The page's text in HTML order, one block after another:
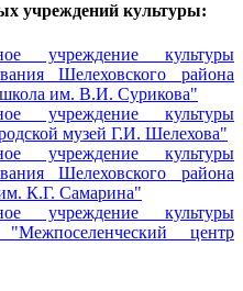
учреждений культуры:
учреждение культуры
Шелеховского района
школа им. В.И. Сурикова"
учреждение культуры
музей Г.И. Шелехова"
учреждение культуры
Шелеховского района
К.Г. Самарина"
учреждение культуры
центр